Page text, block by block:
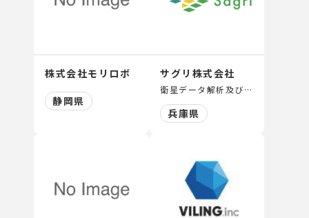
株式会社モリロボ
静岡県
サグリ株式会社
衛星データ解析及び機械学習による事業創出
兵庫県